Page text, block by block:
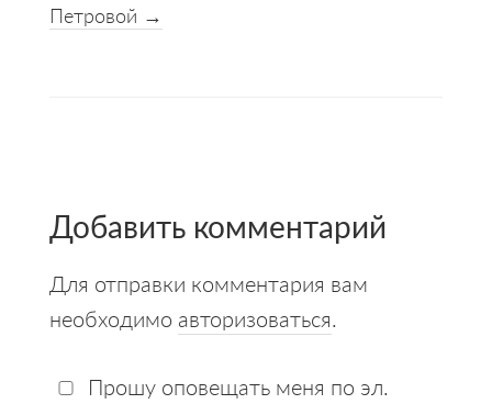
Петровой →
Добавить комментарий
Для отправки комментария вам
необходимо авторизоваться.
Прошу оповещать меня по эл.